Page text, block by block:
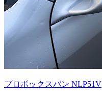
プロボックスバン NLP51V